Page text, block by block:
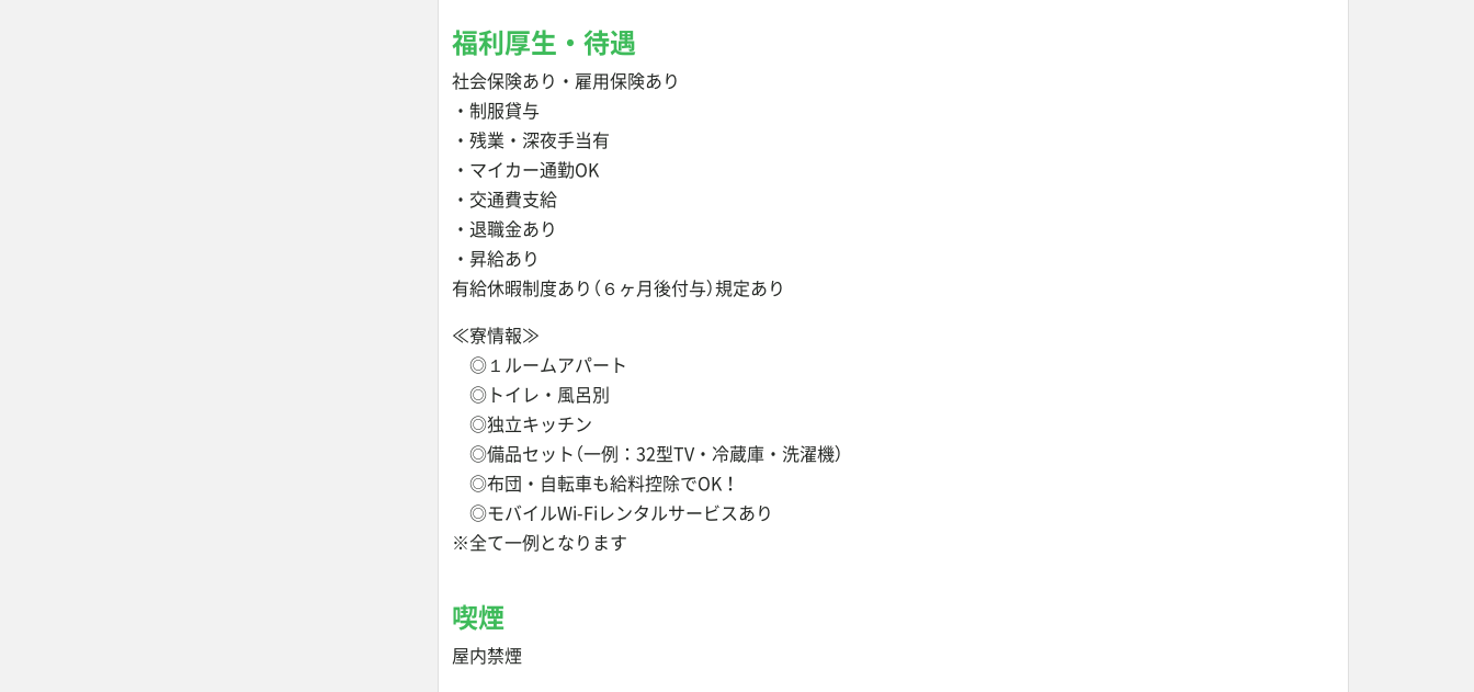
福利厚生・待遇
社会保険あり・雇用保険あり
・制服貸与
・残業・深夜手当有
・マイカー通勤OK
・交通費支給
・退職金あり
・昇給あり
有給休暇制度あり（６ヶ月後付与）規定あり
≪寮情報≫
◎１ルームアパート
◎トイレ・風呂別
◎独立キッチン
◎備品セット（一例：32型TV・冷蔵庫・洗濯機）
◎布団・自転車も給料控除でOK！
◎モバイルWi-Fiレンタルサービスあり
※全て一例となります
喫煙
屋内禁煙